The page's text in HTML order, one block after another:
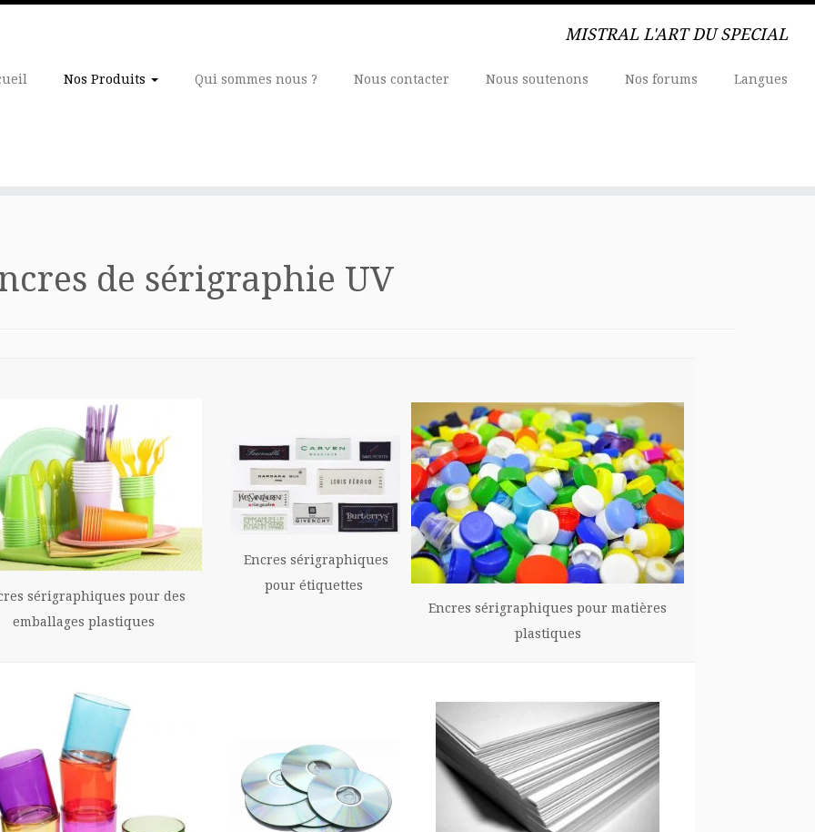
MISTRAL L'ART DU SPECIAL
Nos Produits Qui sommes nous ? Nous contacter Nous soutenons Nos forums Langues
de sérigraphie UV
sérigraphiques pour des
emballages plastiques
Encres sérigraphiques
pour étiquettes
Encres sérigraphiques pour matières
plastiques